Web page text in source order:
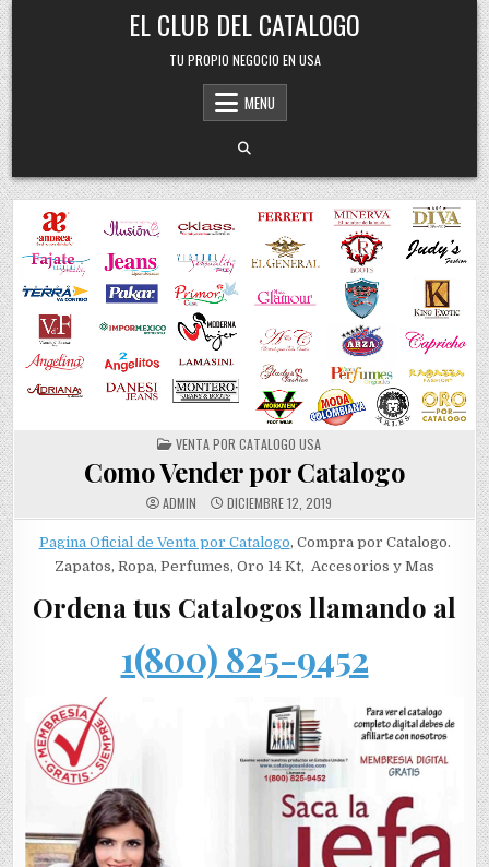
Skip
to
content
EL CLUB DEL CATALOGO
TU PROPIO NEGOCIO EN USA
MENU
POSTED
IN
VENTA POR CATALOGO USA
Como Vender por Catalogo
ADMIN DICIEMBRE 12, 2019
Pagina Oficial de Venta por Catalogo, Compra por Catalogo.
Zapatos, Ropa, Perfumes, Oro 14 Kt, Accesorios y Mas
Ordena tus Catalogos llamando al
1(800) 825-9452